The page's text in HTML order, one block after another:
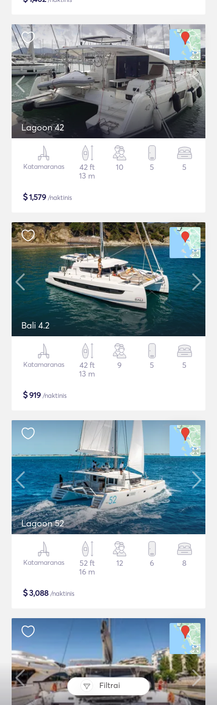
Filtrai
Lagoon 42
Katamaranas
42 ft
13 m
10 5 5
$1,579 /naktinis
Bali 4.2
Katamaranas
42 ft
13 m
9 5 5
$919 /naktinis
Lagoon 52
Katamaranas
52 ft
16 m
12 6 8
$3,088 /naktinis